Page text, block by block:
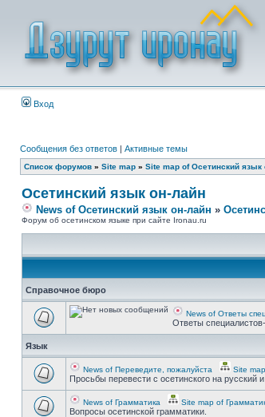
Вход
Сообщения без ответов | Активные темы
Список форумов » Site map » Site map of Осетинский язык
Осетинский язык он-лайн
News of Осетинский язык он-лайн »
Форум об осетинском языке при сайте Ironau.ru
Справочное бюро
News of Ответы
Ответы
Язык
News of Переведите, пожалуйста Site
Просьбы перевести с осетинского на русский
News of Грамматика Site map of
Вопросы осетинской грамматики.